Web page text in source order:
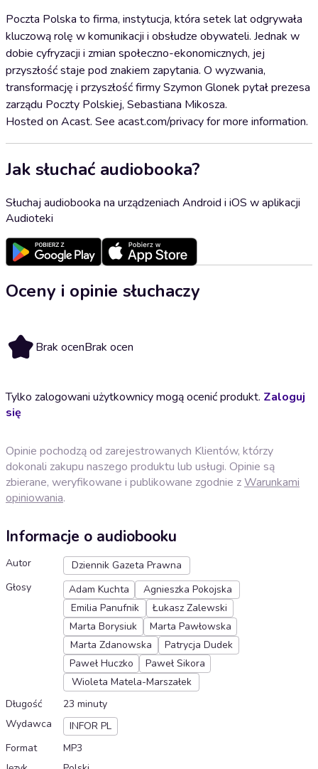
Poczta Polska to firma, instytucja, która setek lat odgrywała
kluczową rolę w komunikacji i obsłudze obywateli. Jednak w
dobie cyfryzacji i zmian społeczno-ekonomicznych, jej
przyszłość staje pod znakiem zapytania. O wyzwania,
transformację i przyszłość firmy Szymon Glonek pytał prezesa
zarządu Poczty Polskiej, Sebastiana Mikosza.
Hosted on Acast. See acast.com/privacy for more information.
Jak słuchać audiobooka?
Słuchaj audiobooka na urządzeniach Android i iOS w aplikacji
Audioteki
Oceny i opinie słuchaczy
Brak ocenBrak ocen
Tylko zalogowani użytkownicy mogą ocenić produkt. Zaloguj
się
Opinie pochodzą od zarejestrowanych Klientów, którzy
dokonali zakupu naszego produktu lub usługi. Opinie są
zbierane, weryfikowane i publikowane zgodnie zWarunkami
opiniowania.
Informacje o audiobooku
Autor
Dziennik Gazeta Prawna
Głosy
Adam Kuchta
Agnieszka Pokojska
Emilia Panufnik
Łukasz Zalewski
Marta Borysiuk
Marta Pawłowska
Marta Zdanowska
Patrycja Dudek
Paweł Huczko
Paweł Sikora
Wioleta Matela-Marszałek
Długość
23 minuty
Wydawca
INFOR PL
Format
MP3